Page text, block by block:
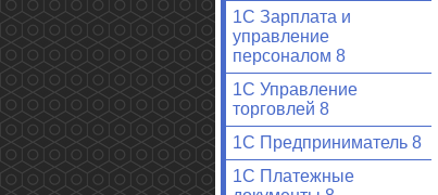
1С Зарплата и
управление
персоналом 8
1С Управление
торговлей 8
1С Предприниматель 8
1С Платежные